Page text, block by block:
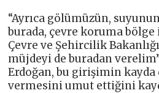
“Ayrıca gölümüzün,
burada, çevre koruma bölge
Çevre ve Şehircilik
müjdeyi de buradan
Erdoğan, bu girişimin kayda
vermesini umut ettiğini